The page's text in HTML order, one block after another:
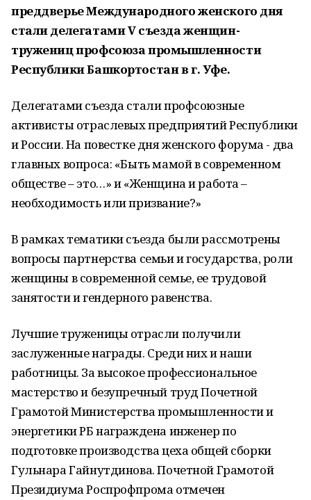
преддверье Международного женского дня
стали делегатами V съезда женщин-
тружениц профсоюза промышленности
Республики Башкортостан в г. Уфе.
Делегатами съезда стали профсоюзные
активисты отраслевых предприятий Республики
и России. На повестке дня женского форума - два
главных вопроса: «Быть мамой в современном
обществе – это…» и «Женщина и работа –
необходимость или призвание?»
В рамках тематики съезда были рассмотрены
вопросы партнерства семьи и государства, роли
женщины в современной семье, ее трудовой
занятости и гендерного равенства.
Лучшие труженицы отрасли получили
заслуженные награды. Среди них и наши
работницы. За высокое профессиональное
мастерство и безупречный труд Почетной
Грамотой Министерства промышленности и
энергетики РБ награждена инженер по
подготовке производства цеха общей сборки
Гульнара Гайнутдинова. Почетной Грамотой
Президиума Роспрофпрома отмечен